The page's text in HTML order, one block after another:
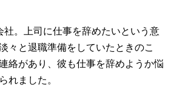
社。上司に仕事を辞めたいという意
々と退職準備をしていたときのこ
絡があり、彼も仕事を辞めようか悩
れました。